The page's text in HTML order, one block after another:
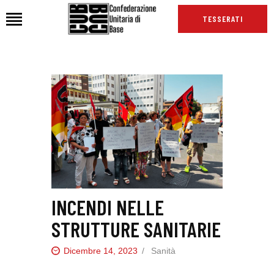
TESSERATI
HOME
CHI SIAMO
SEDI
NEWS
PODCAST CUB
TG CUB
INTERNAZIONALE
RASSEGNA STAMPA
INCENDI NELLE
STRUTTURE SANITARIE
Dicembre 14, 2023 Sanità